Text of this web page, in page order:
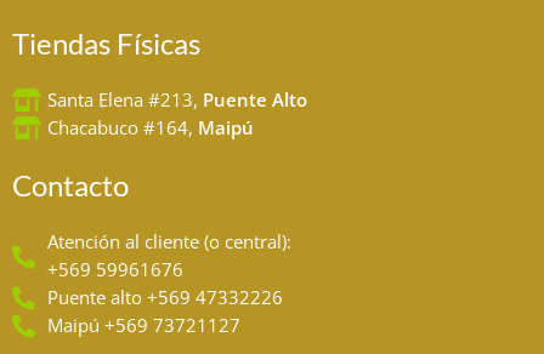
Tiendas Físicas
Santa Elena #213, Puente Alto
Chacabuco #164, Maipú
Contacto
Atención al cliente (o central):
+569 59961676
Puente alto +569 47332226
Maipú +569 73721127